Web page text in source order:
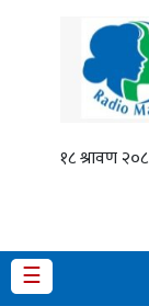
१८ श्रावण
☰
राजनीति